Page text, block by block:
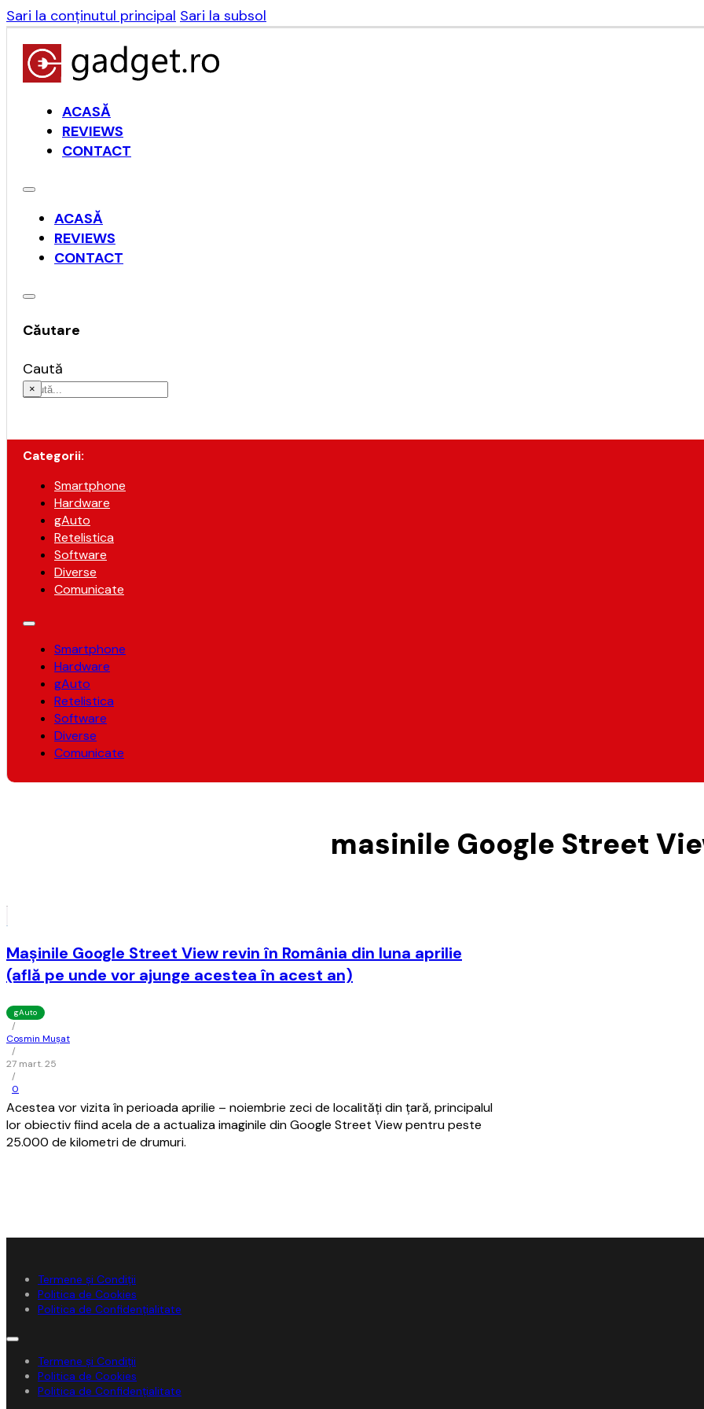
Sari la conținutul principal Sari la subsol
ACASĂ
REVIEWS
CONTACT
ACASĂ
REVIEWS
CONTACT
Căutare
Caută
×
Categorii:
Smartphone
Hardware
gAuto
Retelistica
Software
Diverse
Comunicate
Smartphone
Hardware
gAuto
Retelistica
Software
Diverse
Comunicate
masinile Google Street
Maşinile Google Street View revin în România din luna aprilie
(află pe unde vor ajunge acestea în acest an)
gAuto
/
Cosmin Mușat
/
27 mart. 25
/
0
Acestea vor vizita în perioada aprilie – noiembrie zeci de localităţi din ţară, principalul
lor obiectiv fiind acela de a actualiza imaginile din Google Street View pentru peste
25.000 de kilometri de drumuri.
Termene și Condiții
Politica de Cookies
Politica de Confidențialitate
Termene și Condiții
Politica de Cookies
Politica de Confidențialitate